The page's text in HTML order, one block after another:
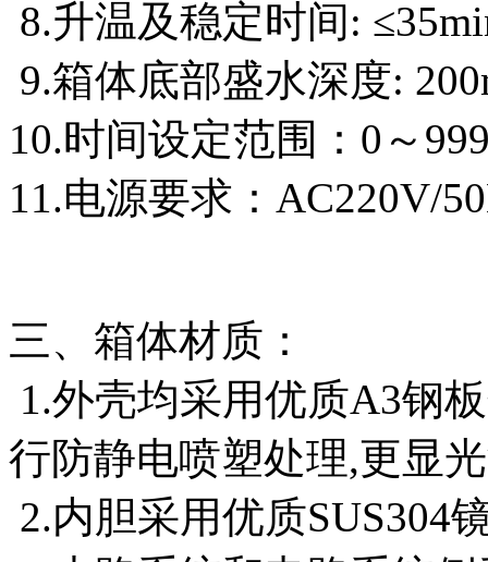
8.升温及稳定时间:
9.箱体底部盛水深度:
10.时间设定范围：0～
11.电源要求：AC220V/
三、箱体材质：
1.外壳均采用优质A3钢
行防静电喷塑处理,更显
2.内胆采用优质SUS304